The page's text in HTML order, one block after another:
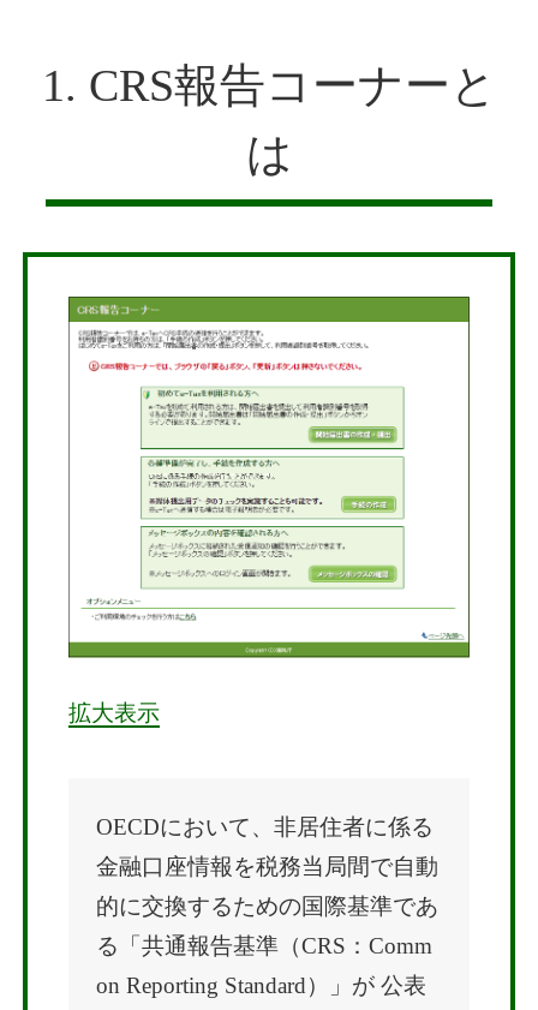
1. CRS報告コーナーと
は
拡大表示
OECDにおいて、非居住者に係る
金融口座情報を税務当局間で自動
的に交換するための国際基準であ
る「共通報告基準（CRS：Comm
on Reporting Standard）」が 公表